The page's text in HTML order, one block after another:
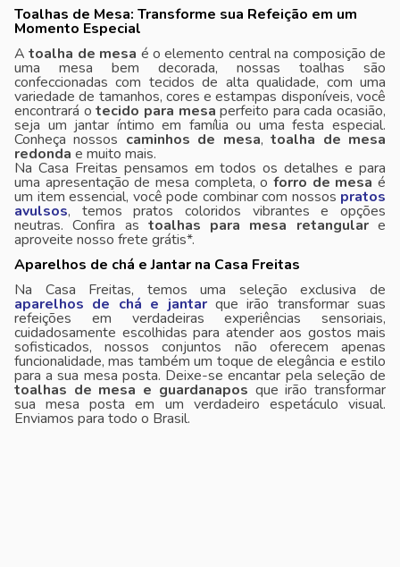
Toalhas de Mesa: Transforme sua Refeição em um
Momento Especial
Atoalha de mesa é o elemento central na composição de
uma mesa bem decorada, nossas toalhas são
confeccionadas com tecidos de alta qualidade, com uma
variedade de tamanhos, cores e estampas disponíveis, você
encontrará otecido para mesa perfeito para cada ocasião,
seja um jantar íntimo em família ou uma festa especial.
Conheça nossos caminhos de mesa,toalha de mesa
redonda e muito mais.
Na Casa Freitas pensamos em todos os detalhes e para
uma apresentação de mesa completa, o forro de mesa é
um item essencial, você pode combinar com nossos pratos
avulsos, temos pratos coloridos vibrantes e opções
neutras. Confira as toalhas para mesa retangulare
aproveite nosso frete grátis*.
Aparelhos de chá e Jantar na Casa Freitas
Na Casa Freitas, temos uma seleção exclusiva de
aparelhos de chá e jantarque irão transformar suas
refeições em verdadeiras experiências sensoriais,
cuidadosamente escolhidas para atender aos gostos mais
sofisticados, nossos conjuntos não oferecem apenas
funcionalidade, mas também um toque de elegância e estilo
para a sua mesa posta. Deixe-se encantar pela seleção de
toalhas de mesa e guardanapos que irão transformar
sua mesa posta em um verdadeiro espetáculo visual.
Enviamos para todo o Brasil.